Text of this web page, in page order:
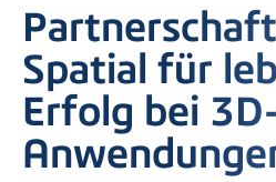
Spatial für
Erfolg bei